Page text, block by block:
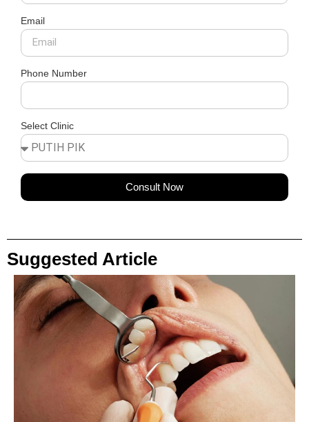
Email
Phone Number
Select Clinic
Consult Now
Suggested Article